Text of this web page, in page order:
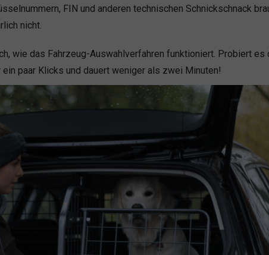
FIN und anderen technischen Schnickschnack
nicht.
wie das Fahrzeug-Auswahlverfahren funktioniert. Probiert es
paar Klicks und dauert weniger als zwei Minuten!